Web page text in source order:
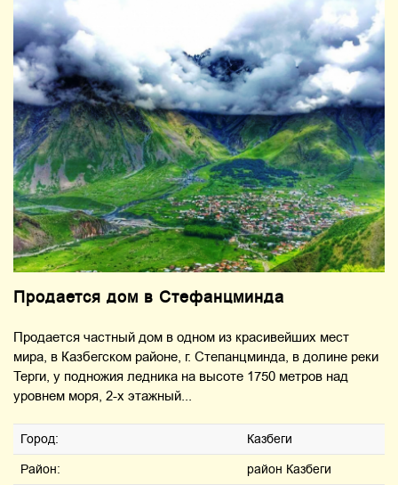
Продается дом в Стефанцминда
Продается частный дом в одном из красивейших мест
мира, в Казбегском районе, г. Степанцминда, в долине реки
Терги, у подножия ледника на высоте 1750 метров над
уровнем моря, 2-х этажный...
Город:
Казбеги
Район:
район Казбеги